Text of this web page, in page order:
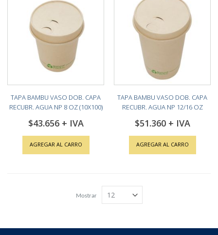
TAPA BAMBU VASO DOB. CAPA
RECUBR. AGUA NP 8 OZ (10X100)
$43.656
AGREGAR AL CARRO
TAPA BAMBU VASO DOB. CAPA
RECUBR. AGUA NP 12/16 OZ
$51.360
AGREGAR AL CARRO
Mostrar